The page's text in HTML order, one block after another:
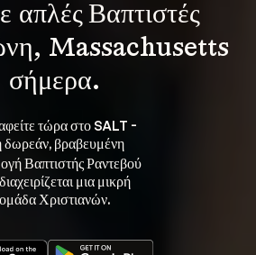
απλές Βαπτιστές
Massachusetts
σήμερα.
τώρα στο SALT -
δωρεάν, βραβευμένη
Βαπτιστής Ραντεβού
μια μικρή
ομάδα Χριστιανών.